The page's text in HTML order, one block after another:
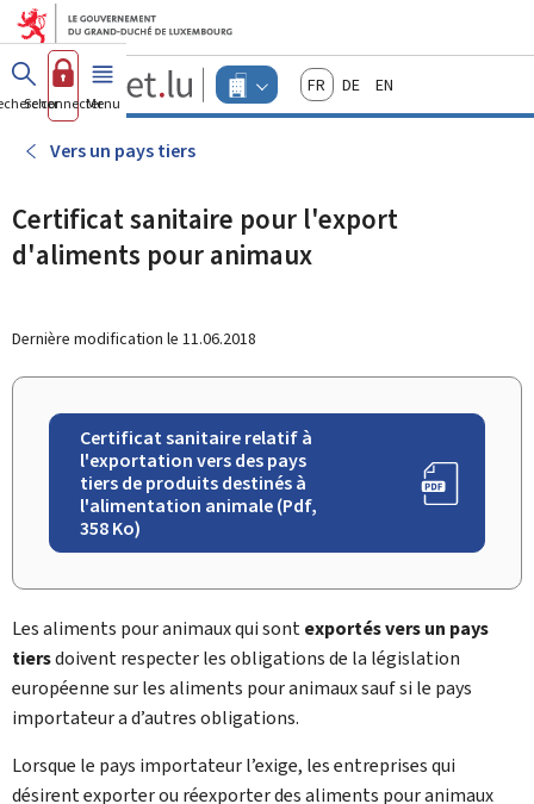
Aller au menu principal
Aller au contenu
Guichet.lu
Changer
d'espace
actif
FrançaisDeutschEnglish
Se connecterMenu principal
Vers un pays tiers
Certificat sanitaire pour l'export
d'aliments pour animaux
Dernière modification le 11.06.2018
Certificat sanitaire relatif à
l'exportation vers des pays
tiers de produits destinés à
l'alimentation animale (Pdf,
358 Ko)
Les aliments pour animaux qui sontexportés vers un pays
tiersdoivent respecter les obligations de la législation
européenne sur les aliments pour animaux sauf si le pays
importateur a d’autres obligations.
Lorsque le pays importateur l’exige, les entreprises qui
désirent exporter ou réexporter des aliments pour animaux